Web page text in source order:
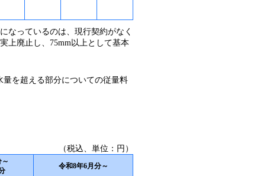
なっているのは、現行契約がなく
上廃止し、75mm以上として基本
を超える部分についての従量料
（税込、単位：円）
令和8年6月分～